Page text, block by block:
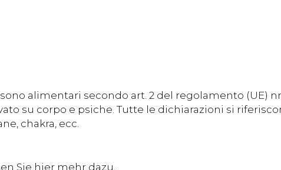
alimentari secondo art. 2 del regolamento (UE)
su corpo e psiche. Tutte le dichiarazioni si
chakra, ecc.